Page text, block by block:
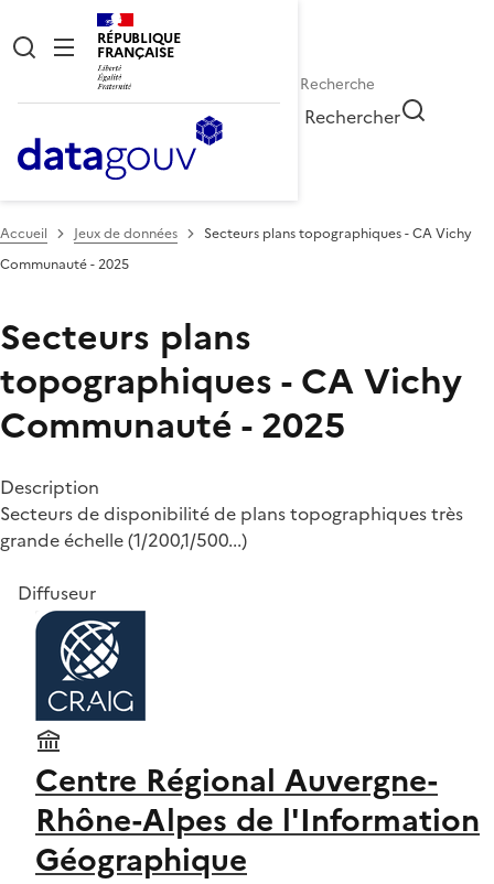
RÉPUBLIQUE
FRANÇAISE
Rechercher
Accueil Jeux de données
Secteurs plans topographiques - CA Vichy
Communauté - 2025
Secteurs plans
topographiques - CA Vichy
Communauté - 2025
Description
Secteurs de disponibilité de plans topographiques très
grande échelle (1/200,1/500...)
Diffuseur
Centre Régional Auvergne-
Rhône-Alpes de l'Information
Géographique